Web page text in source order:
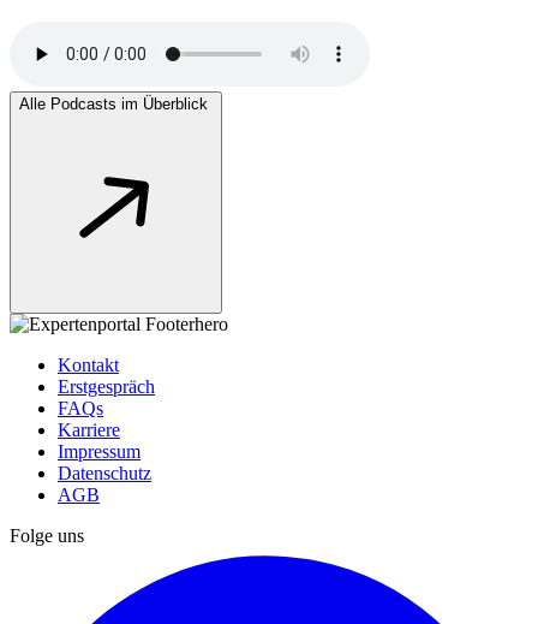
Alle Podcasts im Überblick
Kontakt
Erstgespräch
FAQs
Karriere
Impressum
Datenschutz
AGB
Folge uns